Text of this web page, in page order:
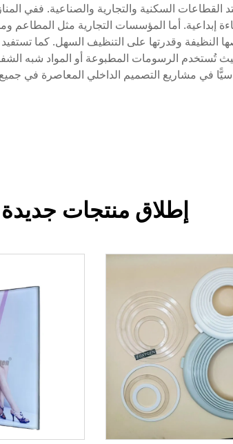
السكنية والتجارية والصناعية. ففي
إبداعية. أما المؤسسات التجارية مثل المطاعم
النظيفة وقدرتها على التنظيف السهل. كما
تُستخدم الرسومات المطبوعة أو المواد شبه
في مشاريع التصميم الداخلي المعاصرة في جميع
إطلاق منتجات جديدة